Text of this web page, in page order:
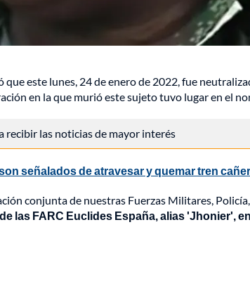
este lunes, 24 de enero de 2022, fue
en la que murió este sujeto tuvo lugar en el
recibir las noticias de mayor interés
señalados de atravesar y quemar tren
conjunta de nuestras Fuerzas Militares,
las FARC Euclides España, alias 'Jhonier',